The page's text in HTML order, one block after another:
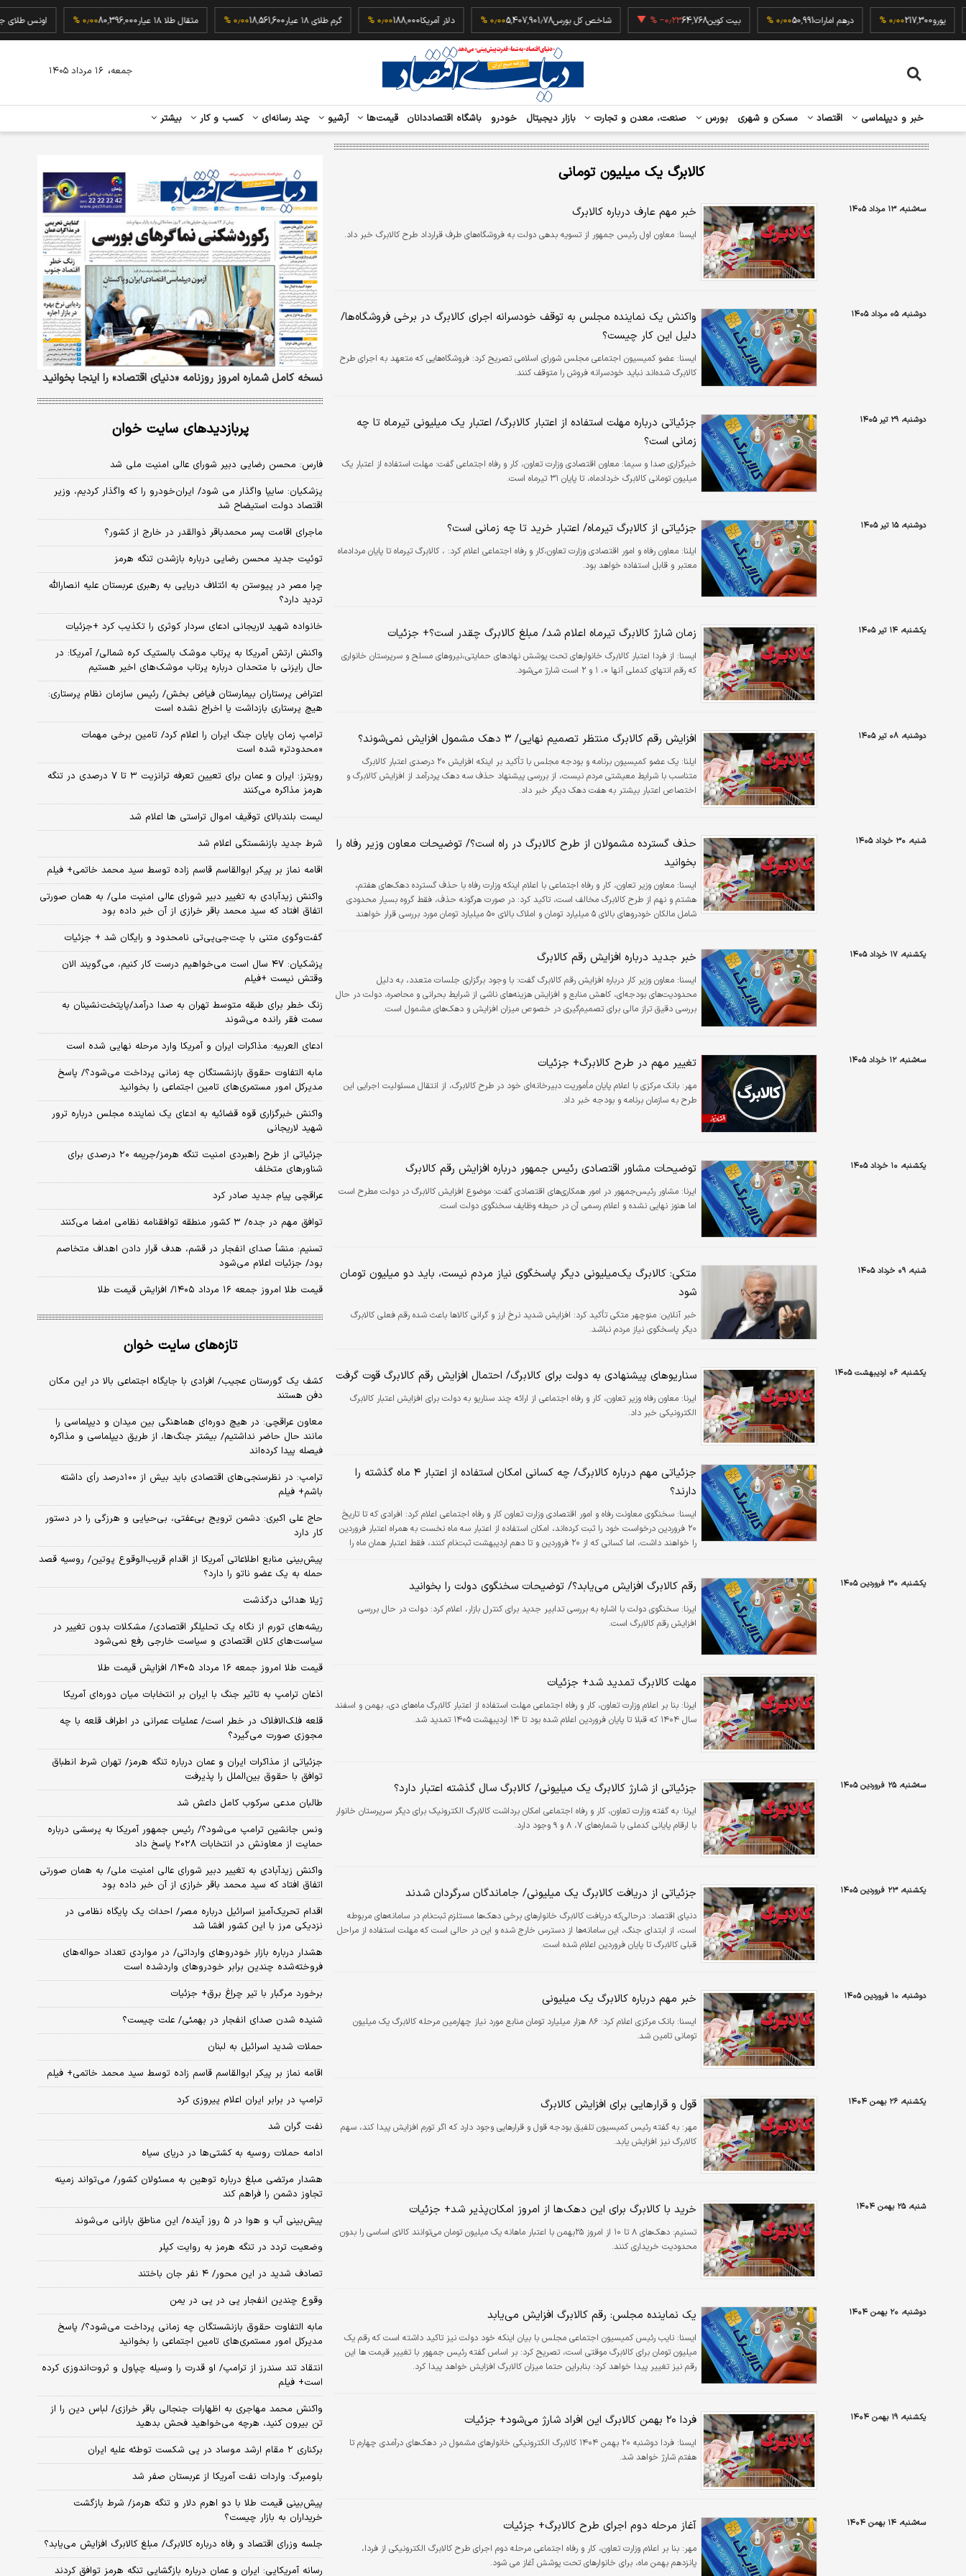
یورو217,300 درهم امارات50,991 بیت کوین64,768‎−۰٫۲۳ % شاخص کل بورس5,407,901.78 دلار آمریکا188,000 گرم طلای ۱۸ عیار 18,561,600 مثقال طلا ۱۸ عیار 80,396,000 اونس
خبر و دیپلماسی اقتصاد مسکن و شهری بورس صنعت، معدن و تجارت بازار دیجیتال خودرو باشگاه اقتصاددانان قیمت‌ها آرشیو چند رسانه‌ای کسب و کار بیشتر
جمعه، ۱۶ مرداد ۱۴۰۵
کالابرگ یک میلیون تومانی
سه‌شنبه، ۱۳ مرداد ۱۴۰۵ خبر مهم عارف درباره کالابرگ
ايسنا: معاون اول رئیس جمهور از تسویه بدهی دولت به فروشگاه‌های طرف قرارداد طرح کالابرگ خبر داد.
دوشنبه، ۰۵ مرداد ۱۴۰۵
واکنش یک نماینده مجلس به توقف خودسرانه اجرای کالابرگ در برخی فروشگاه‌ها/
دلیل این کار چیست؟
ايسنا: عضو کمیسیون اجتماعی مجلس شورای اسلامی تصریح کرد: فروشگاه‌هایی که متعهد به اجرای طرح
کالابرگ شده‌اند نباید خودسرانه فروش را متوقف کنند.
دوشنبه، ۲۹ تیر ۱۴۰۵
جزئیاتی درباره مهلت استفاده از اعتبار کالابرگ/ اعتبار یک میلیونی تیرماه تا چه
زمانی است؟
خبرگزاری صدا و سیما: معاون اقتصادی وزارت تعاون، کار و رفاه اجتماعی گفت: مهلت استفاده از اعتبار یک
میلیون تومانی کالابرگ خردادماه، تا پایان ۳۱ تیرماه است.
دوشنبه، ۱۵ تیر ۱۴۰۵ جزئیاتی از کالابرگ تیرماه/ اعتبار خرید تا چه زمانی است؟
ایلنا: معاون رفاه و امور اقتصادی وزارت تعاون،کار و رفاه اجتماعی اعلام کرد: ، کالابرگ تیرماه تا پایان مردادماه
معتبر و قابل استفاده خواهد بود.
یکشنبه، ۱۴ تیر ۱۴۰۵ زمان شارژ کالابرگ تیرماه اعلام شد/ مبلغ کالابرگ چقدر است؟+ جزئیات
ايسنا: از فردا اعتبار کالابرگ خانوارهای تحت پوشش نهادهای حمایتی،نیروهای مسلح و سرپرستان خانواری
که رقم انتهای کدملی آنها ۰، ۱ و ۲ است شارژ می‌شود.
دوشنبه، ۰۸ تیر ۱۴۰۵ افزایش رقم کالابرگ منتظر تصمیم نهایی/ ۳ دهک مشمول افزایش نمی‌شوند؟
ایلنا:
یک عضو کمیسیون برنامه و بودجه مجلس با تأکید بر اینکه افزایش ۲۰ درصدی اعتبار کالابرگ
متناسب با شرایط معیشتی مردم نیست، از بررسی پیشنهاد حذف سه دهک پردرآمد از افزایش کالابرگ و
اختصاص اعتبار بیشتر به هفت دهک دیگر خبر داد.
شنبه، ۳۰ خرداد ۱۴۰۵
حذف گسترده مشمولان از طرح کالابرگ در راه است؟/ توضیحات معاون وزیر رفاه را
بخوانید
ايسنا: معاون وزیر تعاون، کار و رفاه اجتماعی با اعلام اینکه وزارت رفاه با حذف گسترده دهک‌های هفتم،
هشتم و نهم از طرح کالابرگ مخالف است، تاکید کرد: در صورت هرگونه حذف، فقط گروه بسیار محدودی
شامل مالکان خودروهای بالای ۵ میلیارد تومان و املاک بالای ۵۰ میلیارد تومان مورد بررسی قرار خواهند
یکشنبه، ۱۷ خرداد ۱۴۰۵ خبر جدید درباره افزایش رقم کالابرگ
ايسنا: معاون وزیر کار درباره افزایش رقم کالابرگ گفت: با وجود برگزاری جلسات متعدد، به دلیل
محدودیت‌های بودجه‌ای، کاهش منابع و افزایش هزینه‌های ناشی از شرایط بحرانی و محاصره، دولت در حال
بررسی دقیق تراز مالی برای تصمیم‌گیری در خصوص میزان افزایش و دهک‌های مشمول است.
سه‌شنبه، ۱۲ خرداد ۱۴۰۵ تغییر مهم در طرح کالابرگ+ جزئیات
مهر: بانک مرکزی با اعلام پایان مأموریت دبیرخانه‌ای خود در طرح کالابرگ، از انتقال مسئولیت اجرایی این
طرح به سازمان برنامه و بودجه خبر داد.
یکشنبه، ۱۰ خرداد ۱۴۰۵ توضیحات مشاور اقتصادی رئیس جمهور درباره افزایش رقم کالابرگ
ایرنا: مشاور رئیس‌جمهور در امور همکاری‌های اقتصادی گفت: موضوع افزایش کالابرگ در دولت مطرح است
اما هنوز نهایی نشده و اعلام رسمی آن در حیطه وظایف سخنگوی دولت است.
شنبه، ۰۹ خرداد ۱۴۰۵
متکی: کالابرگ یک‌میلیونی دیگر پاسخگوی نیاز مردم نیست، باید دو میلیون تومان
شود
خبر آنلاین: منوچهر متکی تأکید کرد: افزایش شدید نرخ ارز و گرانی کالاها باعث شده رقم فعلی کالابرگ
دیگر پاسخگوی نیاز مردم نباشد.
یکشنبه، ۰۶ اردیبهشت ۱۴۰۵ سناریوهای پیشنهادی به دولت برای کالابرگ/ احتمال افزایش رقم کالابرگ قوت گرفت
ایرنا: معاون رفاه وزیر تعاون، کار و رفاه اجتماعی از ارائه چند سناریو به دولت برای افزایش اعتبار کالابرگ
الکترونیکی خبر داد.
جزئیاتی مهم درباره کالابرگ/ چه کسانی امکان استفاده از اعتبار ۴ ماه گذشته را
دارند؟
ايسنا: سخنگوی معاونت رفاه و امور اقتصادی وزارت تعاون کار و رفاه اجتماعی اعلام کرد: افرادی که تا تاریخ
۲۰ فروردین درخواست خود را ثبت کرده‌اند، امکان استفاده از اعتبار سه ماه نخست به همراه اعتبار فروردین
را خواهند داشت، اما کسانی که از ۲۰ فروردین و تا دهم اردیبهشت ثبت‌نام کنند، فقط اعتبار همان ماه را
یکشنبه، ۳۰ فروردین ۱۴۰۵ رقم کالابرگ افزایش می‌یابد؟/ توضیحات سخنگوی دولت را بخوانید
ایرنا: سخنگوی دولت با اشاره به بررسی تدابیر جدید برای کنترل بازار، اعلام کرد: دولت در حال بررسی
افزایش رقم کالابرگ است.
مهلت کالابرگ تمدید شد+ جزئیات
ایرنا: بنا بر اعلام وزارت تعاون، کار و رفاه اجتماعی مهلت استفاده از اعتبار کالابرگ ماه‌های دی، بهمن و اسفند
سال ۱۴۰۴ که قبلا تا پایان فروردین اعلام شده بود تا ۱۴ اردیبهشت ۱۴۰۵ تمدید شد.
سه‌شنبه، ۲۵ فروردین ۱۴۰۵ جزئیاتی از شارژ کالابرگ یک میلیونی/ کالابرگ سال گذشته اعتبار دارد؟
ایرنا: به گفته وزارت تعاون، کار و رفاه اجتماعی امکان برداشت کالابرگ الکترونیک برای دیگر سرپرستان خانوار
با ارقام پایانی کدملی با شماره‌های ۷، ۸ و ۹ وجود دارد.
یکشنبه، ۲۳ فروردین ۱۴۰۵ جزئیاتی از دریافت کالابرگ یک میلیونی/ جاماندگان سرگردان شدند
دنیای اقتصاد: درحالی‌که دریافت کالابرگ خانوارهای برخی دهک‌ها مستلزم ثبت‌نام در سامانه‌های مربوطه
است، از ابتدای جنگ، این سامانه‌ها از دسترس خارج شده‌ و این در حالی است که مهلت استفاده از مراحل
قبلی کالابرگ تا پایان فروردین اعلام شده است.
دوشنبه، ۱۰ فروردین ۱۴۰۵ خبر مهم درباره کالابرگ یک میلیونی
ايسنا:
بانک مرکزی اعلام کرد: ۸۶ هزار میلیارد تومان منابع مورد نیاز چهارمین مرحله کالابرگ یک میلیون
تومانی تامین شد.
یکشنبه، ۲۶ بهمن ۱۴۰۴ قول و قرارهایی برای افزایش کالابرگ
مهر: به گفته رئیس کمیسیون تلفیق بودجه قول و قرارهایی وجود دارد که اگر تورم افزایش پیدا کند، سهم
کالابرگ نیز افزایش یابد.
شنبه، ۲۵ بهمن ۱۴۰۴ خرید با کالابرگ برای این دهک‌ها از امروز امکان‌پذیر شد+ جزئیات
تسنیم:
دهک‌های ۸ تا ۱۰ از امروز ۲۵بهمن با اعتبار ماهانه یک میلیون تومان می‌توانند کالای اساسی را بدون
محدودیت خریداری کنند.
دوشنبه، ۲۰ بهمن ۱۴۰۴ یک نماینده مجلس: رقم کالابرگ افزایش می‌یابد
ايسنا: نایب رئیس کمیسیون اجتماعی مجلس با بیان اینکه خود دولت نیز تاکید داشته است که رقم یک
میلیون تومان برای کالابرگ موقتی است، تصریح کرد: بر اساس گفته رئیس جمهور با تغییر قیمت ها این
رقم نیز تغییر پیدا خواهد کرد؛ بنابراین حتما میزان کالابرگ افزایش خواهد پیدا کرد.
یکشنبه، ۱۹ بهمن ۱۴۰۴ فردا ۲۰ بهمن کالابرگ این افراد شارژ می‌شود+ جزئیات
ايسنا:
فردا دوشنبه ۲۰ بهمن ۱۴۰۴ کالابرگ الکترونیکی خانوارهای مشمول در دهک‌های درآمدی چهارم تا
هفتم شارژ خواهد شد.
سه‌شنبه، ۱۴ بهمن ۱۴۰۴ آغاز مرحله دوم اجرای طرح کالابرگ+ جزئیات
مهر: بنا بر اعلام وزارت تعاون، کار و رفاه اجتماعی مرحله دوم اجرای طرح کالابرگ الکترونیکی از فردا،
پانزدهم بهمن ماه، برای خانوارهای تحت پوشش آغاز می شود.
نسخه کامل شماره امروز روزنامه «دنیای‌ اقتصاد» را اینجا بخوانید
پربازدیدهای سایت خوان
فارس: محسن رضایی دبیر شورای عالی امنیت ملی شد
پزشکیان: سایپا واگذار می شود/ ایران‌خودرو را که واگذار کردیم، وزیر
اقتصاد دولت استیضاح شد
ماجرای اقامت پسر محمدباقر ذوالقدر در خارج از کشور؟
توئیت جدید محسن رضایی درباره بازشدن تنگه هرمز
چرا مصر در پیوستن به ائتلاف دریایی به رهبری عربستان علیه انصارالله
تردید دارد؟
خانواده شهید لاریجانی ادعای سردار کوثری را تکذیب کرد +جزئیات
واکنش ارتش آمریکا به پرتاب موشک بالستیک کره شمالی/ آمریکا: در
حال رایزنی با متحدان درباره پرتاب موشک‌های اخیر هستیم
اعتراض پرستاران بیمارستان فیاض بخش/ رئیس سازمان نظام پرستاری:
هیچ پرستاری بازداشت یا اخراج نشده است
ترامپ زمان پایان جنگ ایران را اعلام کرد/ تامین برخی مهمات
«محدودتر» شده است
رویترز: ایران و عمان برای تعیین تعرفه ترانزیت ۳ تا ۷ درصدی در تنگه
هرمز مذاکره می‌کنند
لیست بلندبالای توقیف اموال تراستی ها اعلام شد
شرط جدید بازنشستگی اعلام شد
اقامه نماز بر پیکر ابوالقاسم قاسم زاده توسط سید محمد خاتمی+ فیلم
واکنش زیدآبادی به تغییر دبیر شورای عالی امنیت ملی/ به همان صورتی
اتفاق افتاد که سید محمد باقر خرازی از آن خبر داده بود
گفت‌وگوی متنی با چت‌جی‌پی‌تی نامحدود و رایگان شد + جزئیات
پزشکیان: ۴۷ سال است می‌خواهیم درست کار کنیم، می‌گویند الان
وقتش نیست +فیلم
زنگ خطر برای طبقه متوسط تهران به صدا درآمد/پایتخت‌نشینان به
سمت فقر رانده می‌شوند
ادعای العربیه: مذاکرات ایران و آمریکا وارد مرحله نهایی شده است
مابه التفاوت حقوق بازنشستگان چه زمانی پرداخت می‌شود؟/ پاسخ
مدیرکل امور مستمری‌های تامین اجتماعی را بخوانید
واکنش خبرگزاری قوه قضائیه به ادعای یک نماینده مجلس درباره ترور
شهید لاریجانی
جزئیاتی از طرح راهبردی امنیت تنگه هرمز/جریمه ۲۰ درصدی برای
شناورهای متخلف
عراقچی پیام جدید صادر کرد
توافق مهم در جده/ ۳ کشور منطقه توافقنامه نظامی امضا می‌کنند
تسنیم: منشأ صدای انفجار در قشم، هدف قرار دادن اهداف متخاصم
بود/ جزئیات اعلام می‌شود
قیمت طلا امروز جمعه ۱۶ مرداد ۱۴۰۵/ افزایش قیمت طلا
تازه‌های سایت خوان
کشف یک گورستان عجیب/ افرادی با جایگاه اجتماعی بالا در این مکان
دفن هستند
معاون عراقچی: در هیچ دوره‌ای هماهنگی بین میدان و دیپلماسی را
مانند حال حاضر نداشتیم/ بیشتر جنگ‌ها، از طریق دیپلماسی و مذاکره
فیصله پیدا کرده‌اند
ترامپ: در نظرسنجی‌های اقتصادی باید بیش از ۱۰۰درصد رأی داشته
باشم+ فیلم
حاج علی اکبری: دشمن ترویج بی‌عفتی، بی‌حیایی و هرزگی را در دستور
کار دارد
پیش‌بینی منابع اطلاعاتی آمریکا از اقدام قریب‌الوقوع پوتین/ روسیه قصد
حمله به یک عضو ناتو را دارد؟
ژیلا هدائی درگذشت
ریشه‌های تورم از نگاه یک تحلیلگر اقتصادی/ مشکلات بدون تغییر در
سیاست‌های کلان اقتصادی و سیاست خارجی رفع نمی‌شود
قیمت طلا امروز جمعه ۱۶ مرداد ۱۴۰۵/ افزایش قیمت طلا
اذعان ترامپ به تاثیر جنگ با ایران بر انتخابات میان دوره‌ای آمریکا
قلعه فلک‌الافلاک در خطر است/ عملیات عمرانی در اطراف قلعه با چه
مجوزی صورت می‌گیرد؟
جزئیاتی از مذاکرات ایران و عمان درباره تنگه هرمز/ تهران شرط انطباق
توافق با حقوق بین‌الملل را پذیرفت
طالبان مدعی سرکوب کامل داعش شد
ونس جانشین ترامپ می‌شود؟/ رئیس جمهور آمریکا به پرسشی درباره
حمایت از معاونش در انتخابات ۲۰۲۸ پاسخ داد
واکنش زیدآبادی به تغییر دبیر شورای عالی امنیت ملی/ به همان صورتی
اتفاق افتاد که سید محمد باقر خرازی از آن خبر داده بود
اقدام تحریک‌آمیز اسرائیل درباره مصر/ احداث یک پایگاه نظامی در
نزدیکی مرز با این کشور افشا شد
هشدار درباره بازار خودروهای وارداتی/ در مواردی تعداد حواله‌های
فروخته‌شده چندین برابر خودروهای واردشده است
برخورد مرگبار با تیر چراغ برق+ جزئیات
شنیده شدن صدای انفجار در بهمئی/ علت چیست؟
حملات شدید اسرائیل به لبنان
اقامه نماز بر پیکر ابوالقاسم قاسم زاده توسط سید محمد خاتمی+ فیلم
ترامپ در برابر ایران اعلام پیروزی کرد
نفت گران شد
ادامه حملات روسیه به کشتی‌ها در دریای سیاه
هشدار مرتضی مبلغ درباره توهین به مسئولان کشور/ می‌تواند زمینه
تجاوز دشمن را فراهم کند
پیش‌بینی آب و هوا در ۵ روز آینده/ این مناطق بارانی می‌شوند
وضعیت تردد در تنگه هرمز به روایت کپلر
تصادف شدید در این محور/ ۴ نفر جان باختند
وقوع چندین انفجار پی در پی در یمن
مابه التفاوت حقوق بازنشستگان چه زمانی پرداخت می‌شود؟/ پاسخ
مدیرکل امور مستمری‌های تامین اجتماعی را بخوانید
انتقاد تند سندرز از ترامپ/ او قدرت را وسیله چپاول و ثروت‌اندوزی کرده
است+ فیلم
واکنش محمد مهاجری به اظهارات جنجالی باقر خرازی/ لباس دین را از
تن بیرون کنید، هرچه می‌خواهید فحش بدهید
برکناری ۲ مقام‌ ارشد موساد در پی شکست توطئه علیه ایران
بلومبرگ: واردات نفت آمریکا از عربستان صفر شد
پیش‌بینی قیمت طلا با دو اهرم دلار و تنگه هرمز/ شرط بازگشت
خریداران به بازار چیست؟
جلسه وزرای اقتصاد و رفاه درباره کالابرگ/ مبلغ کالابرگ افزایش می‌یابد؟
رسانه آمریکایی: ایران و عمان درباره بازگشایی تنگه هرمز توافق کردند